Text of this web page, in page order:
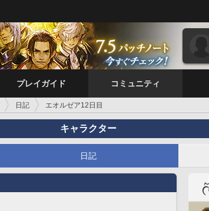
プレイガイド コミュニティ
日記 エオルゼア12日目
キャラクター
日記